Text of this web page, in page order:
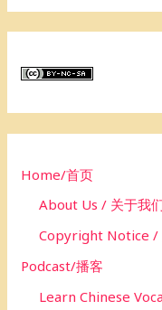
c
rHome/首页
About Us / 关于我
Copyright Notice /
Podcast/播客
Learn Chinese